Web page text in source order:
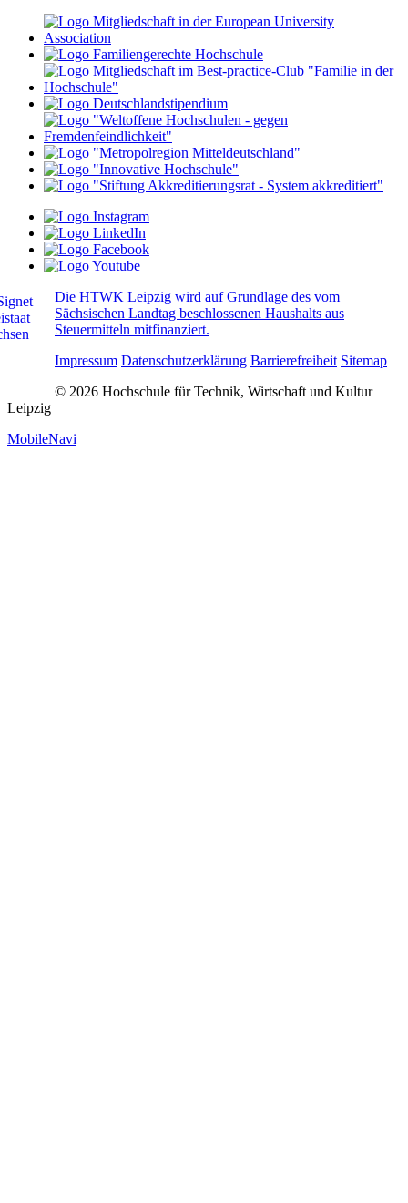
Die HTWK Leipzig wird auf Grundlage des vom
Sächsischen Landtag beschlossenen Haushalts aus
Steuermitteln mitfinanziert.
Impressum Datenschutzerklärung Barrierefreiheit Sitemap
© 2026 Hochschule für Technik, Wirtschaft und Kultur
Leipzig
MobileNavi